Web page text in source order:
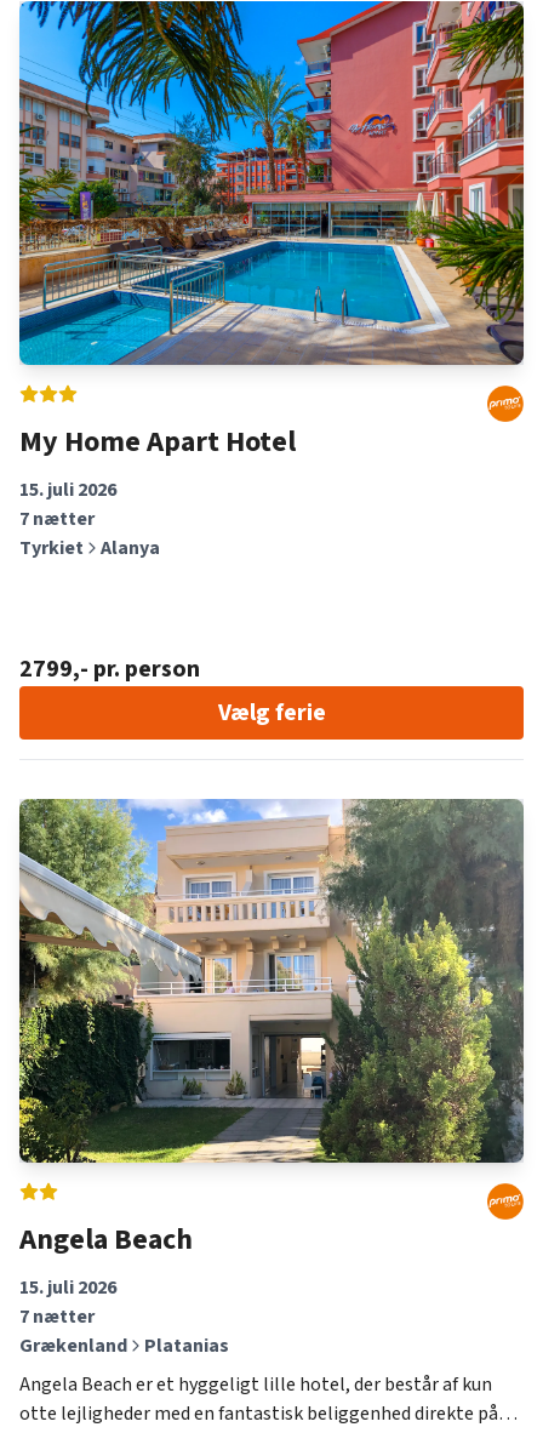
My Home Apart Hotel
15. juli 2026
7nætter
Tyrkiet
Alanya
Vælg ferie
2799,- pr. person
Angela Beach
15. juli 2026
7nætter
Grækenland
Platanias
Angela Beach er et hyggeligt lille hotel, der består af kun
otte lejligheder med en fantastisk beliggenhed direkte på